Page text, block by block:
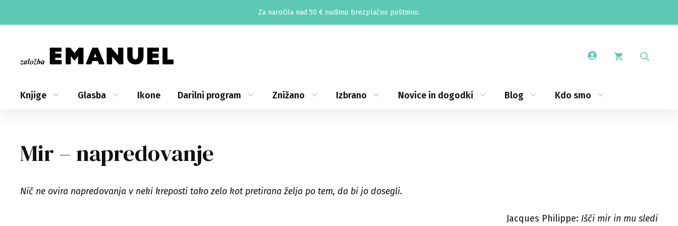
Za naročila nad 50 € nudimo brezplačno poštnino.
Knjige Glasba Ikone Darilni program Znižano Izbrano Novice in dogodki Blog Kdo smo
Mir – napredovanje
Nič ne ovira napredovanja v neki kreposti tako zelo kot pretirana želja po tem, da bi jo dosegli.
Jacques Philippe: Išči mir in mu sledi